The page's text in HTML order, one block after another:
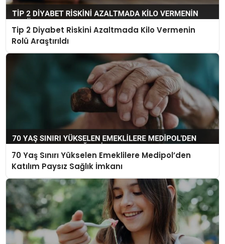
Tip 2 Diyabet Riskini Azaltmada Kilo Vermenin
Rolü Araştırıldı
70 Yaş Sınırı Yükselen Emeklilere Medipol’den
Katılım Paysız Sağlık İmkanı